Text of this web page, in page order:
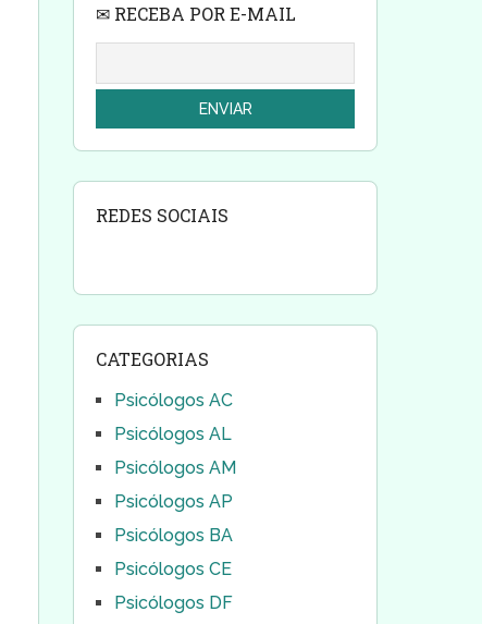
✉ RECEBA POR E-MAIL
REDES SOCIAIS
CATEGORIAS
Psicólogos AC
Psicólogos AL
Psicólogos AM
Psicólogos AP
Psicólogos BA
Psicólogos CE
Psicólogos DF